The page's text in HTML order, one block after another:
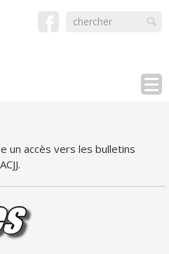
un accès vers les bulletins